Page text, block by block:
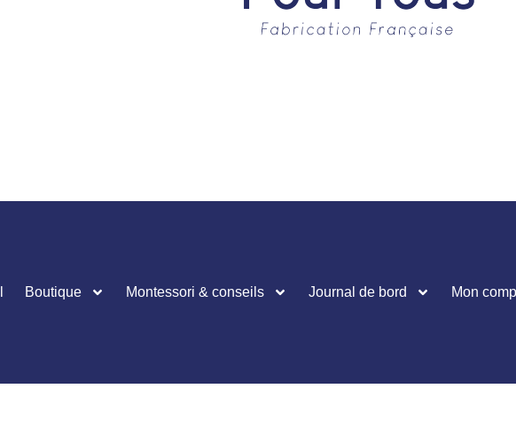
Boutique Montessori & conseils Journal de bord Mon